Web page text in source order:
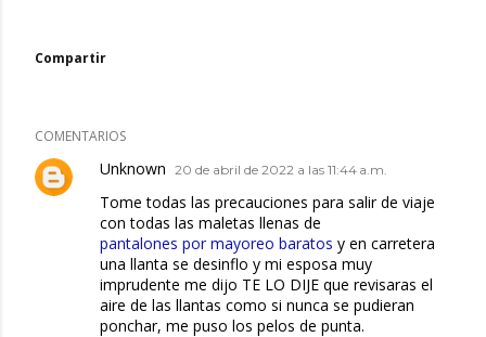
Compartir
COMENTARIOS
Unknown 20 de abril de 2022 a las 11:44 a.m.
Tome todas las precauciones para salir de viaje
con todas las maletas llenas de
pantalones por mayoreo baratos y en carretera
una llanta se desinflo y mi esposa muy
imprudente me dijo TE LO DIJE que revisaras el
aire de las llantas como si nunca se pudieran
ponchar, me puso los pelos de punta.